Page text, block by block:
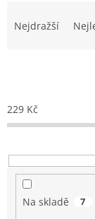
p
r
o
u
Nejdražší
229 Kč
Na skladě 7